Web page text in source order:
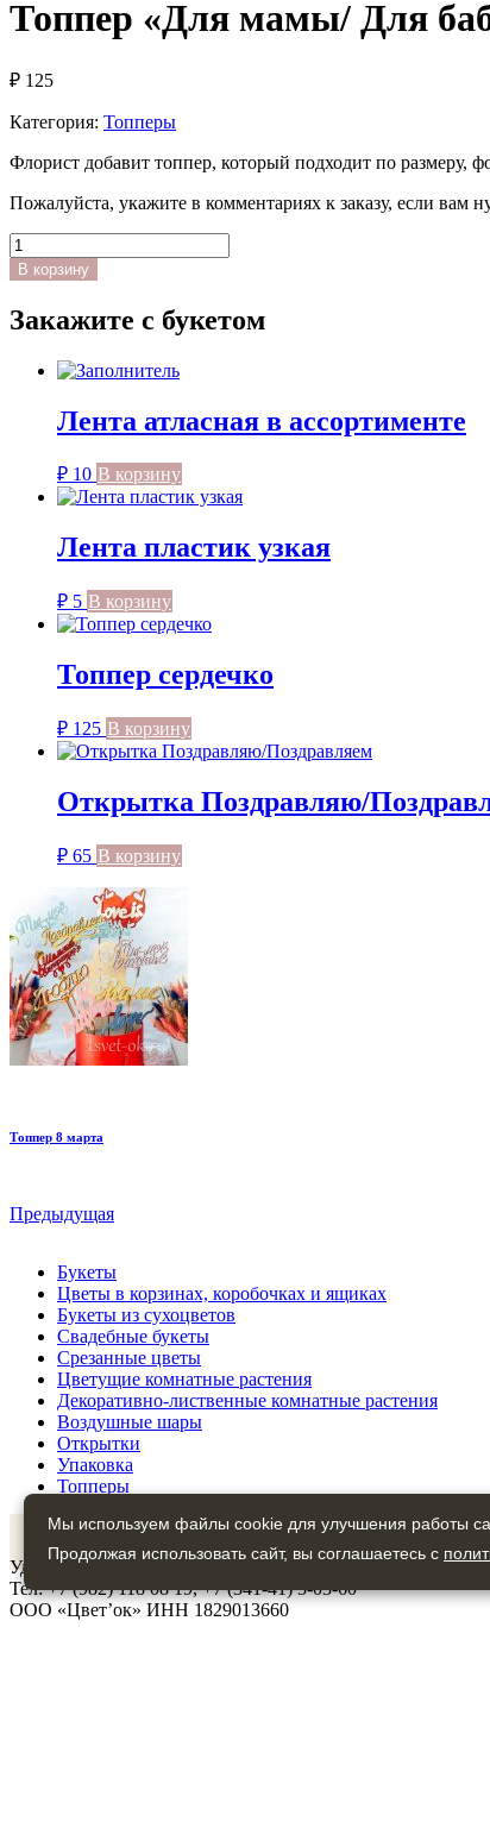
Топпер «Для мамы/ Для
₽ 125
Категория: Топперы
Флорист добавит топпер, который подходит по размеру,
Пожалуйста, укажите в комментариях к заказу, если вам
Количество
товара
Топпер
"Для
мамы/
бабушки"
В корзину
Закажите с букетом
Лента атласная в ассортименте
₽ 10 В корзину
Лента пластик узкая
₽ 5 В корзину
Топпер сердечко
₽ 125 В корзину
Открытка Поздравляю/
₽ 65 В корзину
Топпер 8 марта
Предыдущая
Букеты
Цветы в корзинах, коробочках и ящиках
Букеты из сухоцветов
Свадебные букеты
Срезанные цветы
Цветущие комнатные растения
Декоративно-лиственные комнатные растения
Воздушные шары
Открытки
Упаковка
Топперы
VK
Удмуртия, г. Глазов, улица Кирова, дом 1, магазин
Тел: +7 (982) 118 08 19, +7 (341-41) 5-03-60
ООО «Цвет’ок» ИНН 1829013660
Мы используем файлы cookie для улучшения работы
Продолжая использовать сайт, вы соглашаетесь с